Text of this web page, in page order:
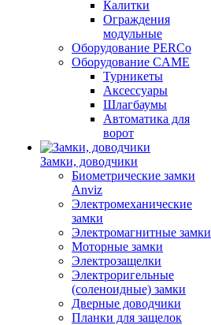
Калитки
Ограждения
модульные
Оборудование PERCo
Оборудование CAME
Турникеты
Аксессуары
Шлагбаумы
Автоматика для
ворот
Замки, доводчики
Биометрические замки
Anviz
Электромеханические
замки
Электромагнитные замки
Моторные замки
Электрозащелки
Электроригельные
(cоленоидные) замки
Дверные доводчики
Планки для защелок